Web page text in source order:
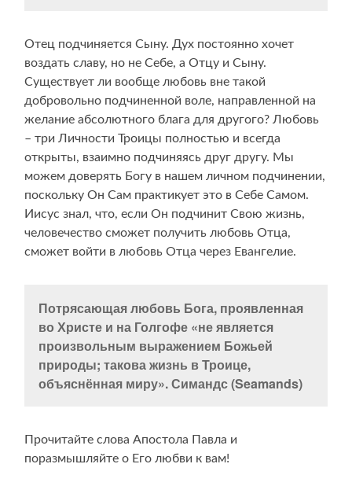
Отец подчиняется Сыну. Дух постоянно хочет
воздать славу, но не Себе, а Отцу и Сыну.
Существует ли вообще любовь вне такой
добровольно подчиненной воле, направленной на
желание абсолютного блага для другого? Любовь
– три Личности Троицы полностью и всегда
открыты, взаимно подчиняясь друг другу. Мы
можем доверять Богу в нашем личном подчинении,
поскольку Он Сам практикует это в Себе Самом.
Иисус знал, что, если Он подчинит Свою жизнь,
человечество сможет получить любовь Отца,
сможет войти в любовь Отца через Евангелие.
Потрясающая любовь Бога, проявленная
во Христе и на Голгофе «не является
произвольным выражением Божьей
природы; такова жизнь в Троице,
объяснённая миру». Симандс (Seamands)
Прочитайте слова Апостола Павла и
поразмышляйте о Его любви к вам!